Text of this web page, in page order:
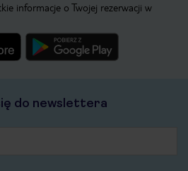
informacje o Twojej rezerwacji w
do newslettera